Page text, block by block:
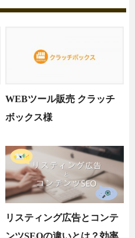
WEBツール販売 クラッチ
ボックス様
リスティング広告とコンテ